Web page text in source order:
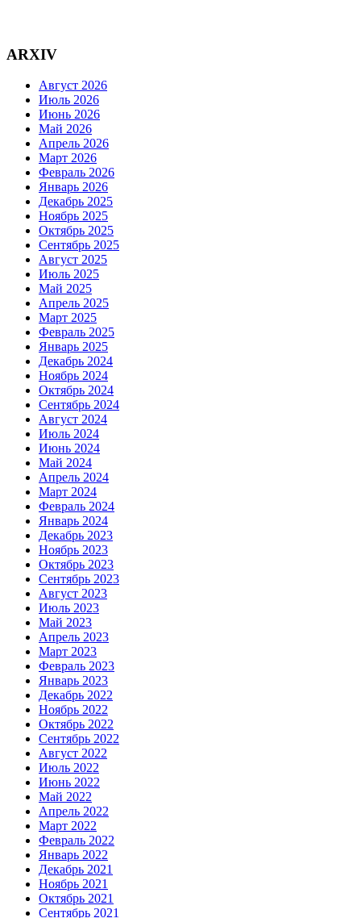
ARXIV
Август 2026
Июль 2026
Июнь 2026
Май 2026
Апрель 2026
Март 2026
Февраль 2026
Январь 2026
Декабрь 2025
Ноябрь 2025
Октябрь 2025
Сентябрь 2025
Август 2025
Июль 2025
Май 2025
Апрель 2025
Март 2025
Февраль 2025
Январь 2025
Декабрь 2024
Ноябрь 2024
Октябрь 2024
Сентябрь 2024
Август 2024
Июль 2024
Июнь 2024
Май 2024
Апрель 2024
Март 2024
Февраль 2024
Январь 2024
Декабрь 2023
Ноябрь 2023
Октябрь 2023
Сентябрь 2023
Август 2023
Июль 2023
Май 2023
Апрель 2023
Март 2023
Февраль 2023
Январь 2023
Декабрь 2022
Ноябрь 2022
Октябрь 2022
Сентябрь 2022
Август 2022
Июль 2022
Июнь 2022
Май 2022
Апрель 2022
Март 2022
Февраль 2022
Январь 2022
Декабрь 2021
Ноябрь 2021
Октябрь 2021
Сентябрь 2021